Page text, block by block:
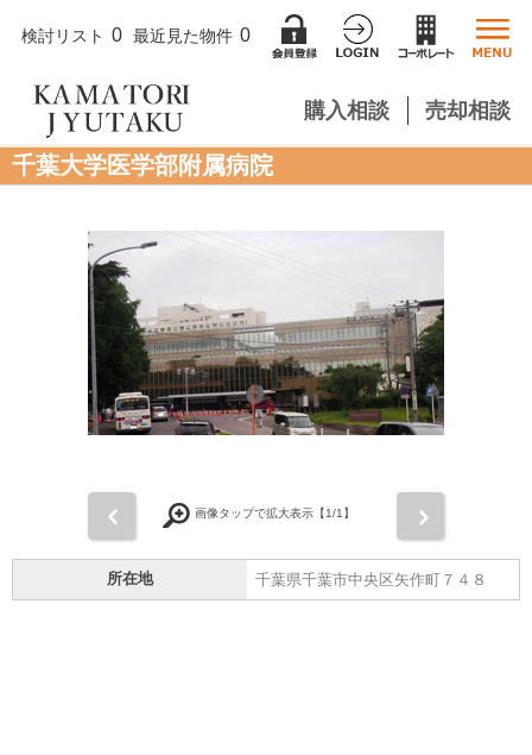
検討リスト 0 最近見た物件 0
購入相談 売却相談
千葉大学医学部附属病院
画像タップで拡大表示【1/1】
所在地 千葉県千葉市中央区矢作町７４８